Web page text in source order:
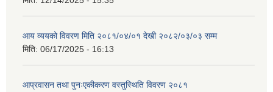
आय व्ययको विवरण मिति २०८१/०४/०१ देखी २०८२/०३/०३ सम्म
मिति: 06/17/2025 - 16:13
आप्रवासन तथा पुनःएकीकरण वस्तुस्थिति विवरण २०८१